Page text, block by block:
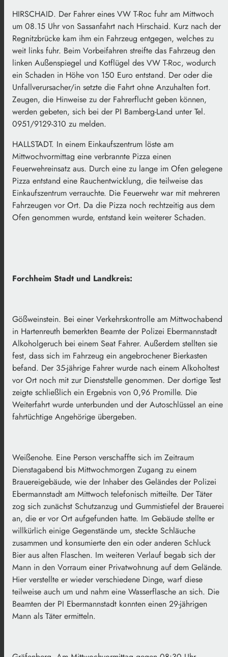
HIRSCHAID. Der Fahrer eines VW T-Roc fuhr am Mittwoch
um 08.15 Uhr von Sassanfahrt nach Hirschaid. Kurz nach der
Regnitzbrücke kam ihm ein Fahrzeug entgegen, welches zu
weit links fuhr. Beim Vorbeifahren streifte das Fahrzeug den
linken Außenspiegel und Kotflügel des VW T-Roc, wodurch
ein Schaden in Höhe von 150 Euro entstand. Der oder die
Unfallverursacher/in setzte die Fahrt ohne Anzuhalten fort.
Zeugen, die Hinweise zu der Fahrerflucht geben können,
werden gebeten, sich bei der PI Bamberg-Land unter Tel.
0951/9129-310 zu melden.
HALLSTADT. In einem Einkaufszentrum löste am
Mittwochvormittag eine verbrannte Pizza einen
Feuerwehreinsatz aus. Durch eine zu lange im Ofen gelegene
Pizza entstand eine Rauchentwicklung, die teilweise das
Einkaufszentrum verrauchte. Die Feuerwehr war mit mehreren
Fahrzeugen vor Ort. Da die Pizza noch rechtzeitig aus dem
Ofen genommen wurde, entstand kein weiterer Schaden.
Forchheim Stadt und Landkreis:
Gößweinstein. Bei einer Verkehrskontrolle am Mittwochabend
in Hartenreuth bemerkten Beamte der Polizei Ebermannstadt
Alkoholgeruch bei einem Seat Fahrer. Außerdem stellten sie
fest, dass sich im Fahrzeug ein angebrochener Bierkasten
befand. Der 35-jährige Fahrer wurde nach einem Alkoholtest
vor Ort noch mit zur Dienststelle genommen. Der dortige Test
zeigte schließlich ein Ergebnis von 0,96 Promille. Die
Weiterfahrt wurde unterbunden und der Autoschlüssel an eine
fahrtüchtige Angehörige übergeben.
Weißenohe. Eine Person verschaffte sich im Zeitraum
Dienstagabend bis Mittwochmorgen Zugang zu einem
Brauereigebäude, wie der Inhaber des Geländes der Polizei
Ebermannstadt am Mittwoch telefonisch mitteilte. Der Täter
zog sich zunächst Schutzanzug und Gummistiefel der Brauerei
an, die er vor Ort aufgefunden hatte. Im Gebäude stellte er
willkürlich einige Gegenstände um, steckte Schläuche
zusammen und konsumierte den ein oder anderen Schluck
Bier aus alten Flaschen. Im weiteren Verlauf begab sich der
Mann in den Vorraum einer Privatwohnung auf dem Gelände.
Hier verstellte er wieder verschiedene Dinge, warf diese
teilweise auch um und nahm eine Wasserflasche an sich. Die
Beamten der PI Ebermannstadt konnten einen 29-jährigen
Mann als Täter ermitteln.